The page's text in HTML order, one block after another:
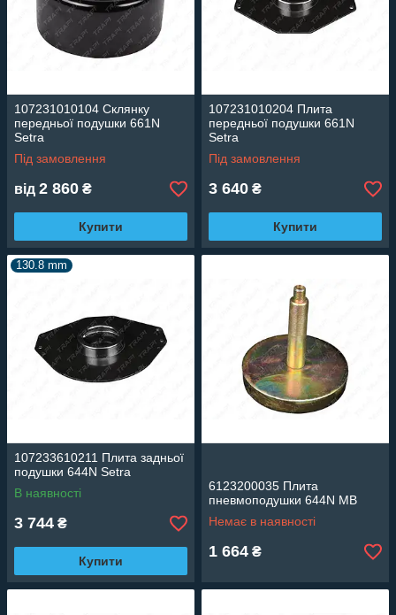
107231010104 Склянку
передньої подушки 661N
Setra
Під замовлення
від 2 860 ₴
Купити
107231010204 Плита
передньої подушки 661N
Setra
Під замовлення
3 640 ₴
Купити
130.8 mm
107233610211 Плита задньої
подушки 644N Setra
В наявності
3 744 ₴
Купити
6123200035 Плита
пневмоподушки 644N MB
Немає в наявності
1 664 ₴